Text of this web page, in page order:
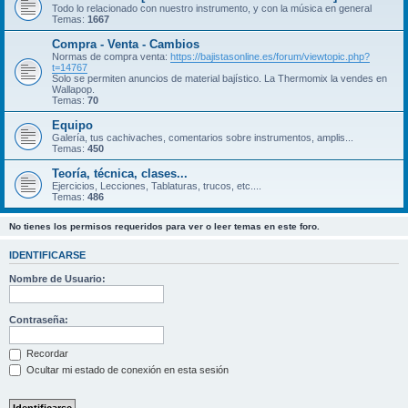
Todo lo relacionado con nuestro instrumento, y con la música en general
Temas: 1667
Compra - Venta - Cambios
Normas de compra venta: https://bajistasonline.es/forum/viewtopic.php?
t=14767
Solo se permiten anuncios de material bajístico. La Thermomix la vendes en
Wallapop.
Temas: 70
Equipo
Galería, tus cachivaches, comentarios sobre instrumentos, amplis...
Temas: 450
Teoría, técnica, clases...
Ejercicios, Lecciones, Tablaturas, trucos, etc....
Temas: 486
No tienes los permisos requeridos para ver o leer temas en este foro.
IDENTIFICARSE
Nombre de Usuario:
Contraseña:
Recordar
Ocultar mi estado de conexión en esta sesión